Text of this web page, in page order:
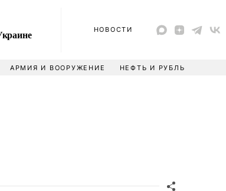
НОВОСТИ
АРМИЯ И ВООРУЖЕНИЕ НЕФТЬ И РУБЛЬ